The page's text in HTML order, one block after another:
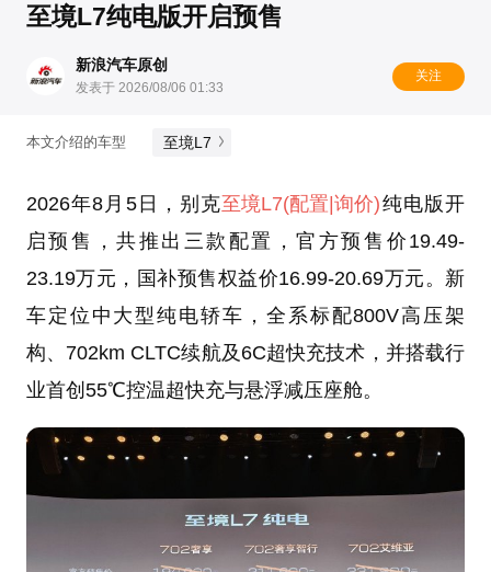
至境L7纯电版开启预售
新浪汽车原创
发表于 2026/08/06 01:33
关注
本文介绍的车型 至境L7
2026年8月5日，别克至境L7(配置|询价)纯电版开
启预售，共推出三款配置，官方预售价19.49-
23.19万元，国补预售权益价16.99-20.69万元。新
车定位中大型纯电轿车，全系标配800V高压架
构、702km CLTC续航及6C超快充技术，并搭载行
业首创55℃控温超快充与悬浮减压座舱。